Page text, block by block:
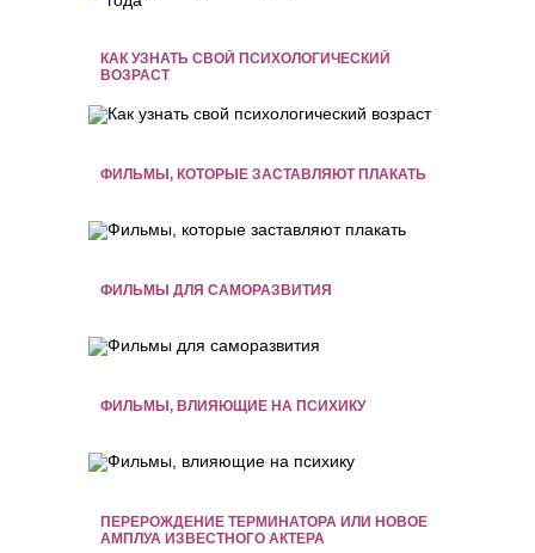
КАК УЗНАТЬ СВОЙ ПСИХОЛОГИЧЕСКИЙ
ВОЗРАСТ
ФИЛЬМЫ, КОТОРЫЕ ЗАСТАВЛЯЮТ ПЛАКАТЬ
ФИЛЬМЫ ДЛЯ САМОРАЗВИТИЯ
ФИЛЬМЫ, ВЛИЯЮЩИЕ НА ПСИХИКУ
ПЕРЕРОЖДЕНИЕ ТЕРМИНАТОРА ИЛИ НОВОЕ
АМПЛУА ИЗВЕСТНОГО АКТЕРА